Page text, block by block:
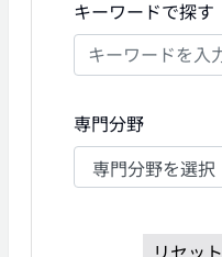
キーワードで探す
専門分野
リセット